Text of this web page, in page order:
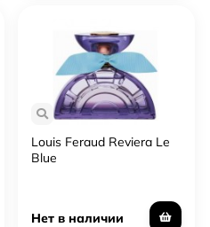
Louis Feraud Reviera Le
Blue
Нет в наличии